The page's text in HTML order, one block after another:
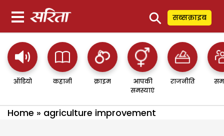
⚲ सब्सक्राइब
ऑडियो कहानी क्राइम
आपकी
समस्याएं
राजनीति
Home » agriculture improvement